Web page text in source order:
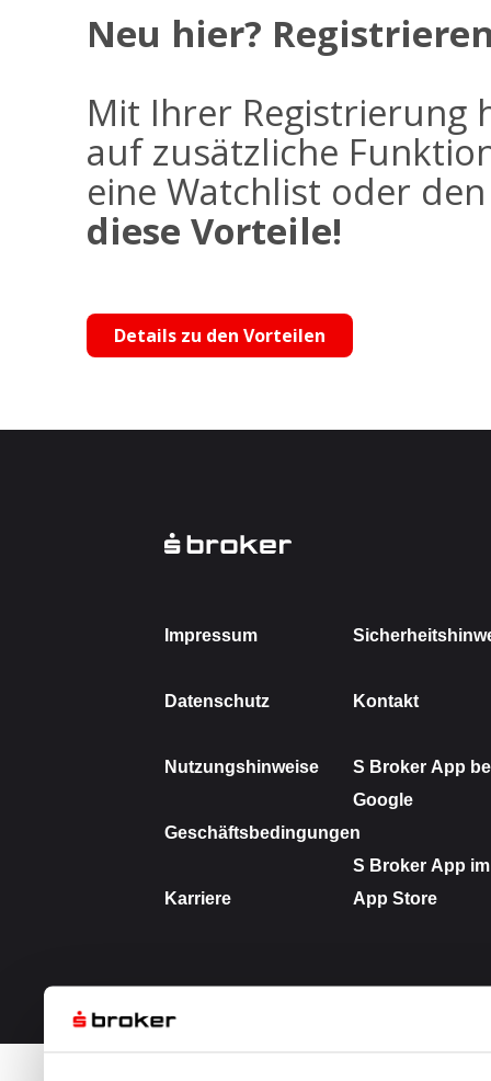
Neu hier?
Mit Ihrer Registrierung
auf zusätzliche
eine Watchlist oder
diese Vorteile!
Details zu den Vorteilen